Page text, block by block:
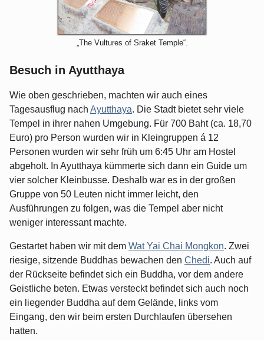
„The Vultures of Sraket Temple“.
Besuch in Ayutthaya
Wie oben geschrieben, machten wir auch eines
Tagesausflug nach Ayutthaya. Die Stadt bietet sehr viele
Tempel in ihrer nahen Umgebung. Für 700 Baht (ca. 18,70
Euro) pro Person wurden wir in Kleingruppen á 12
Personen wurden wir sehr früh um 6:45 Uhr am Hostel
abgeholt. In Ayutthaya kümmerte sich dann ein Guide um
vier solcher Kleinbusse. Deshalb war es in der großen
Gruppe von 50 Leuten nicht immer leicht, den
Ausführungen zu folgen, was die Tempel aber nicht
weniger interessant machte.
Gestartet haben wir mit dem Wat Yai Chai Mongkon. Zwei
riesige, sitzende Buddhas bewachen den Chedi. Auch auf
der Rückseite befindet sich ein Buddha, vor dem andere
Geistliche beten. Etwas versteckt befindet sich auch noch
ein liegender Buddha auf dem Gelände, links vom
Eingang, den wir beim ersten Durchlaufen übersehen
hatten.